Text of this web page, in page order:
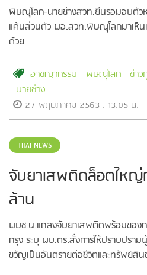
พิษณุโลก-นายช่างสวท.ยืนรอมอบตัว
แค้นส่วนตัว ผอ.สวท.พิษณุโลกมาเห็น
ด้วย
อาชญากรรม พิษณุโลก ข่า
นายช่าง
27 พฤษภาคม 2563 : 13:05 น.
THAI NEWS
จับยาเสพติดล็อตใหญ่
ล้าน
ผบช.น.แถลงจับยาเสพติดพร้อมของ
กรุง ระบุ ผบ.ตร.สั่งการให้ปราบปรา
ขวัญเป็นอันตรายต่อชีวิตและทรัพย์สิน